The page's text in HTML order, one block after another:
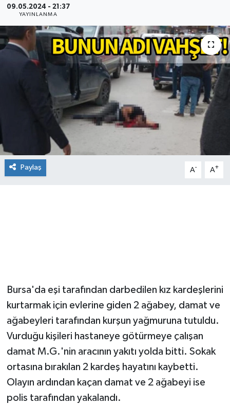
09.05.2024 - 21:37
YAYINLANMA
Paylaş A- A+
Bursa'da eşi tarafından darbedilen kız kardeşlerini
kurtarmak için evlerine giden 2 ağabey, damat ve
ağabeyleri tarafından kurşun yağmuruna tutuldu.
Vurduğu kişileri hastaneye götürmeye çalışan
damat M.G.'nin aracının yakıtı yolda bitti. Sokak
ortasına bırakılan 2 kardeş hayatını kaybetti.
Olayın ardından kaçan damat ve 2 ağabeyi ise
polis tarafından yakalandı.